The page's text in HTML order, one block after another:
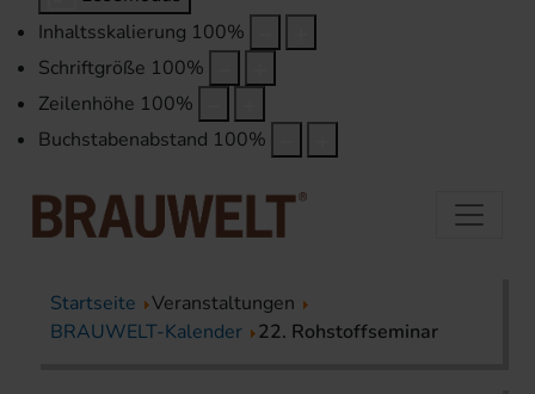
Inhaltsskalierung 100%
Schriftgröße 100%
Zeilenhöhe 100%
Buchstabenabstand 100%
Startseite
Veranstaltungen
BRAUWELT-Kalender
22. Rohstoffseminar